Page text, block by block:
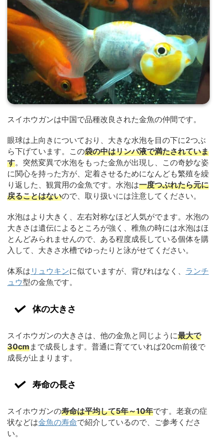
スイホウガンは中国で品種改良された金魚の仲間です。
眼球は上向きについており、大きな水泡を目の下に2つぶ
ら下げています。この袋の中はリンパ液で満たされていま
す。突然変異で水泡をもった金魚が出現し、この奇妙な姿
に関心を持った方が、定着させるためになんども繁殖を繰
り返した、観賞用の金魚です。水泡は一度つぶれたら元に
戻ることはないので、取り扱いには注意してください。
水泡はより大きく、左右対称なほど人気がでます。水泡の
大きさは遺伝によるところが強く、稚魚の時には水泡はほ
とんどみられませんので、ある程度成長している個体を購
入して、大きさ水槽でゆったりと泳がせてください。
体系は リュウキンに似ていますが、背びれはなく、 ランチ
ュウ型の金魚です。
体の大きさ
スイホウガンの大きさは、他の金魚と同じように最大で
30cmまで成長します。普通に育てていれば20cm前後で
成長が止まります。
寿命の長さ
スイホウガンの寿命は平均して5年～10年です。老衰の症
状などは金魚の寿命で紹介しているので、ご参考くださ
い。